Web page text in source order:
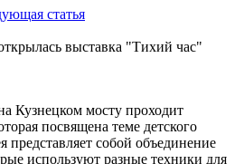
статья
выставка "Тихий час"
Кузнецком мосту проходит
посвящена теме детского
представляет собой объединение
используют разные техники для